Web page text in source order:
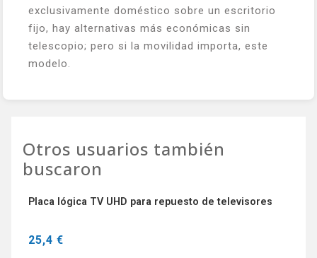
exclusivamente doméstico sobre un escritorio
fijo, hay alternativas más económicas sin
telescopio; pero si la movilidad importa, este
modelo.
Otros usuarios también
buscaron
Placa lógica TV UHD para repuesto de televisores
25,4 €